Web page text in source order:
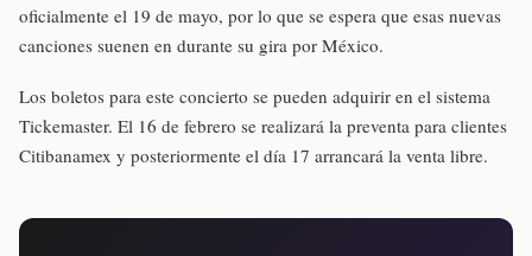
oficialmente el 19 de mayo, por lo que se espera que esas nuevas
canciones suenen en durante su gira por México.
Los boletos para este concierto se pueden adquirir en el sistema
Tickemaster. El 16 de febrero se realizará la preventa para clientes
Citibanamex y posteriormente el día 17 arrancará la venta libre.